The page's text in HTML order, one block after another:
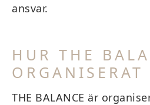
ansvar.
HUR THE
ORGANISERAT
THE BALANCE är